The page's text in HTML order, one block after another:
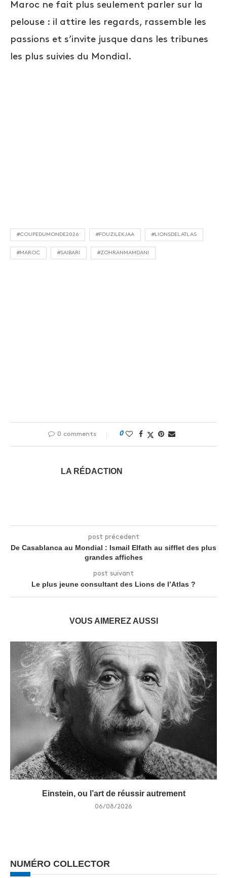
Maroc ne fait plus seulement parler sur la
pelouse : il attire les regards, rassemble les
passions et s’invite jusque dans les tribunes
les plus suivies du Mondial.
#COUPEDUMONDE2026 #FOUZILEKJAA #LIONSDELATLAS
#MAROC #SAIBARI #ZOHRANMAMDANI
0 comments 0
LA RÉDACTION
post précedent
De Casablanca au Mondial : Ismail Elfath au sifflet des plus
grandes affiches
post suivant
Le plus jeune consultant des Lions de l’Atlas ?
VOUS AIMEREZ AUSSI
Einstein, ou l’art de réussir autrement
06/08/2026
NUMÉRO COLLECTOR